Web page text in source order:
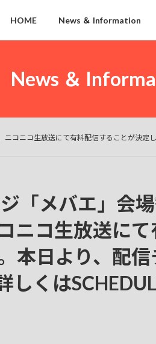
HOME News ＆ Information
News ＆
コニコ生放送にて有料配信することが決
「メバエ」会
ニコ生放送にて
本日より、配信
しくは